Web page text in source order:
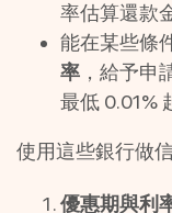
率估算還款
能在某些條
率 ，給予申
最低 0.01%
使用這些銀行做
優惠期與利